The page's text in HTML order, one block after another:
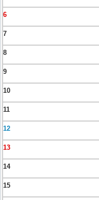
6
7
8
9
10
11
12
13
14
15